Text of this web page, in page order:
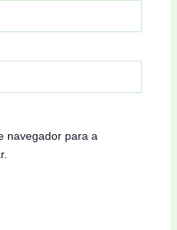
navegador para a